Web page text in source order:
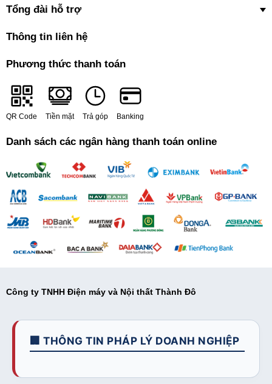
Tổng đài hỗ trợ
Thông tin liên hệ
Phương thức thanh toán
QR Code Tiền mặt Trả góp Banking
Danh sách các ngân hàng thanh toán online
Công ty TNHH Điện máy và Nội thất Thành Đô
🏢 THÔNG TIN PHÁP LÝ DOANH NGHIỆP